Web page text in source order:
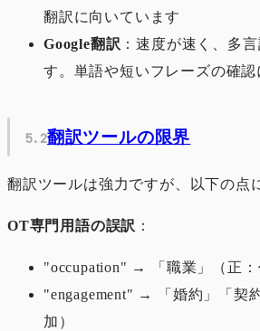
翻訳に向いています
Google翻訳 ：速度が速く、多
す。単語や短いフレーズの確認
翻訳ツールの限界
翻訳ツールは強力ですが、以下の点
OT専門用語の誤訳 ：
"occupation" → 「職業」（正：
"engagement" → 「婚約」「契
加）